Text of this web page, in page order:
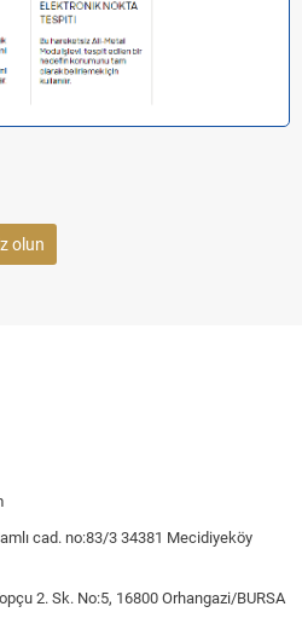
olun
cad. no:83/3 34381 Mecidiyeköy
2. Sk. No:5, 16800 Orhangazi/BURSA